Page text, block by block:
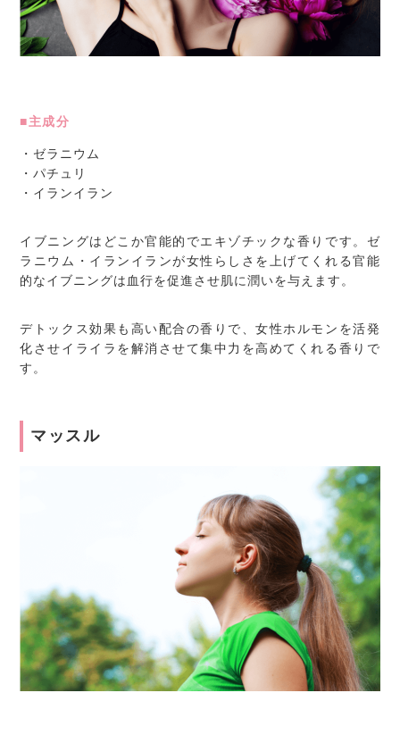
■主成分
・ゼラニウム
・パチュリ
・イランイラン
イブニングはどこか官能的でエキゾチックな香りです。ゼ
ラニウム・イランイランが女性らしさを上げてくれる官能
的なイブニングは血行を促進させ肌に潤いを与えます。
デトックス効果も高い配合の香りで、女性ホルモンを活発
化させイライラを解消させて集中力を高めてくれる香りで
す。
マッスル